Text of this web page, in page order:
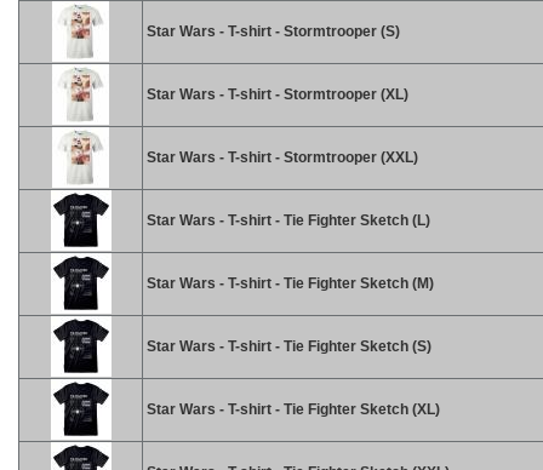
Star Wars - T-shirt - Stormtrooper (S)
Star Wars - T-shirt - Stormtrooper (XL)
Star Wars - T-shirt - Stormtrooper (XXL)
Star Wars - T-shirt - Tie Fighter Sketch (L)
Star Wars - T-shirt - Tie Fighter Sketch (M)
Star Wars - T-shirt - Tie Fighter Sketch (S)
Star Wars - T-shirt - Tie Fighter Sketch (XL)